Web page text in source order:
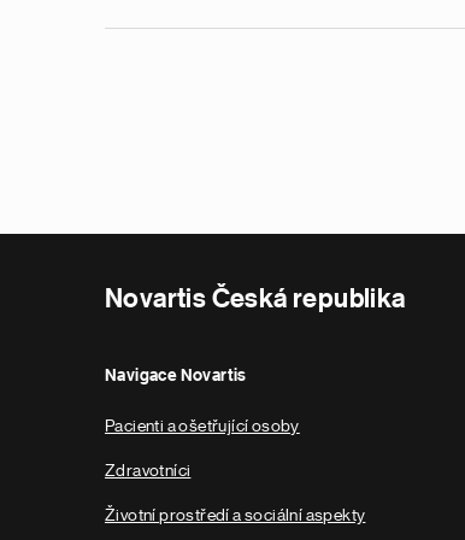
Novartis Česká republika
Navigace Novartis
Pacienti a ošetřující osoby
Zdravotníci
Životní prostředí a sociální aspekty